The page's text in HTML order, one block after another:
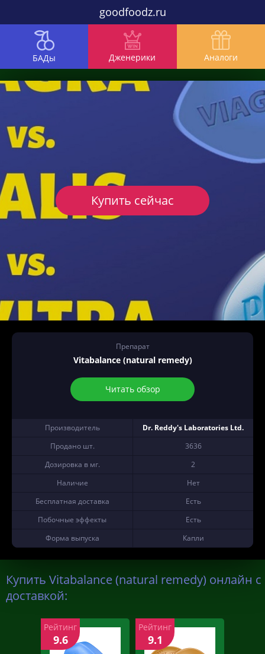
goodfoodz.ru
БАДы Дженерики Аналоги
Препарат
Vitabalance (natural remedy)
Читать обзор
Производитель
Dr. Reddy's Laboratories Ltd.
Продано шт.
3636
Дозировка в мг.
2
Наличие
Нет
Бесплатная доставка
Есть
Побочные эффекты
Есть
Форма выпуска
Капли
Купить сейчас
Купить Vitabalance (natural remedy) онлайн с
доставкой:
Рейтинг
9.6
Рейтинг
9.1